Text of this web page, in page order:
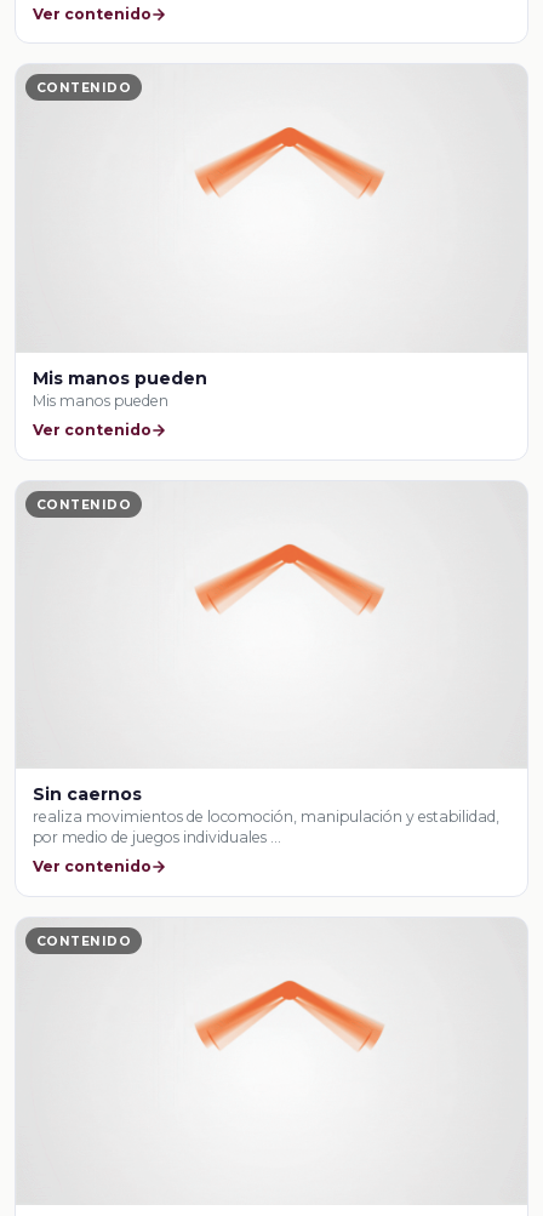
Ver contenido
CONTENIDO
Mis manos pueden
Mis manos pueden
Ver contenido
CONTENIDO
Sin caernos
realiza movimientos de locomoción, manipulación y estabilidad,
por medio de juegos individuales …
Ver contenido
CONTENIDO